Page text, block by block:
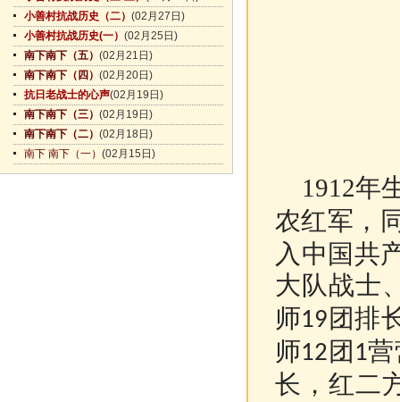
小善村抗战历史（二） (02月27日)
小善村抗战历史(一） (02月25日)
南下南下（五） (02月21日)
南下南下（四） (02月20日)
抗日老战士的心声(02月19日)
南下南下（三） (02月19日)
南下南下（二） (02月18日)
南下 南下（一） (02月15日)
1912年
农红军，
入中国共
大队战士
师19 团排
师12 团 1营
长，红二